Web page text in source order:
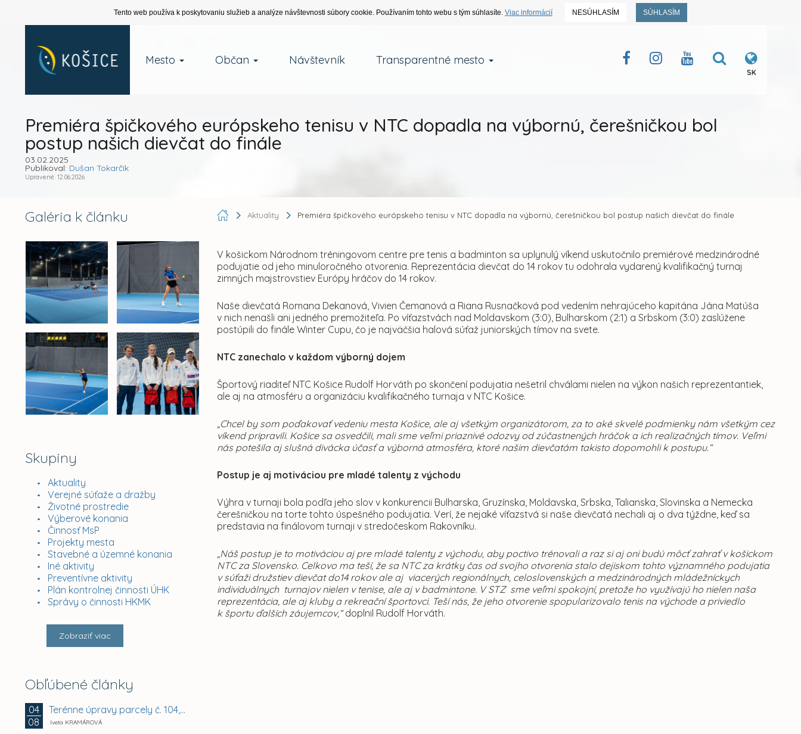
Tento web používa k poskytovaniu služieb a analýze návštevnosti súbory cookie. Používaním tohto webu s tým súhlasíte. Viac informácií NESÚHLASÍM SÚHLASÍM
Mesto Občan Návštevník Transparentné mesto
SK
Premiéra špičkového európskeho tenisu v NTC dopadla na výbornú, čerešničkou bol
postup našich dievčat do finále
03.02.2025
Publikoval: Dušan Tokarčík
Upravené: 12.06.2026
Galéria k článku
Skupiny
Aktuality
Verejné súťaže a dražby
Životné prostredie
Výberové konania
Činnosť MsP
Projekty mesta
Stavebné a územné konania
Iné aktivity
Preventívne aktivity
Plán kontrolnej činnosti ÚHK
Správy o činnosti HKMK
Zobraziť viac
Obľúbené články
04
08
Terénne úpravy parcely č. 104, Vyhoňská ulica,...
Iveta KRAMÁROVÁ
Aktuality Premiéra špičkového európskeho tenisu v NTC dopadla na výbornú, čerešničkou bol postup našich dievčat do finále
V košickom Národnom tréningovom centre pre tenis a badminton sa uplynulý víkend uskutočnilo premiérové medzinárodné
podujatie od jeho minuloročného otvorenia. Reprezentácia dievčat do 14 rokov tu odohrala vydarený kvalifikačný turnaj
zimných majstrovstiev Európy hráčov do 14 rokov.
Naše dievčatá Romana Dekanová, Vivien Čemanová a Riana Rusnačková pod vedením nehrajúceho kapitána Jána Matúša
v nich nenašli ani jedného premožiteľa. Po víťazstvách nad Moldavskom (3:0), Bulharskom (2:1) a Srbskom (3:0) zaslúžene
postúpili do finále Winter Cupu, čo je najväčšia halová súťaž juniorských tímov na svete.
NTC zanechalo v každom výborný dojem
Športový riaditeľ NTC Košice Rudolf Horváth po skončení podujatia nešetril chválami nielen na výkon našich reprezentantiek,
ale aj na atmosféru a organizáciu kvalifikačného turnaja v NTC Košice.
„Chcel by som poďakovať vedeniu mesta Košice, ale aj všetkým organizátorom, za to aké skvelé podmienky nám všetkým cez
víkend pripravili. Košice sa osvedčili, mali sme veľmi priaznivé odozvy od zúčastnených hráčok a ich realizačných tímov. Veľmi
nás potešila aj slušná divácka účasť a výborná atmosféra, ktoré našim dievčatám takisto dopomohli k postupu.“
Postup je aj motiváciou pre mladé talenty z východu
Výhra v turnaji bola podľa jeho slov v konkurencii Bulharska, Gruzínska, Moldavska, Srbska, Talianska, Slovinska a Nemecka
čerešničkou na torte tohto úspešného podujatia. Verí, že nejaké víťazstvá si naše dievčatá nechali aj o dva týždne, keď sa
predstavia na finálovom turnaji v stredočeskom Rakovníku.
„Náš postup je to motiváciou aj pre mladé talenty z východu, aby poctivo trénovali a raz si aj oni budú môcť zahrať v košickom
NTC za Slovensko. Celkovo ma teší, že sa NTC za krátky čas od svojho otvorenia stalo dejiskom tohto významného podujatia
v súťaži družstiev dievčat do14 rokov ale aj viacerých regionálnych, celoslovenských a medzinárodných mládežníckych
individuálnych turnajov nielen v tenise, ale aj v badmintone. V STZ sme veľmi spokojní, pretože ho využívajú ho nielen naša
reprezentácia, ale aj kluby a rekreační športovci. Teší nás, že jeho otvorenie spopularizovalo tenis na východe a priviedlo
k športu ďalších záujemcov,“doplnil Rudolf Horváth.